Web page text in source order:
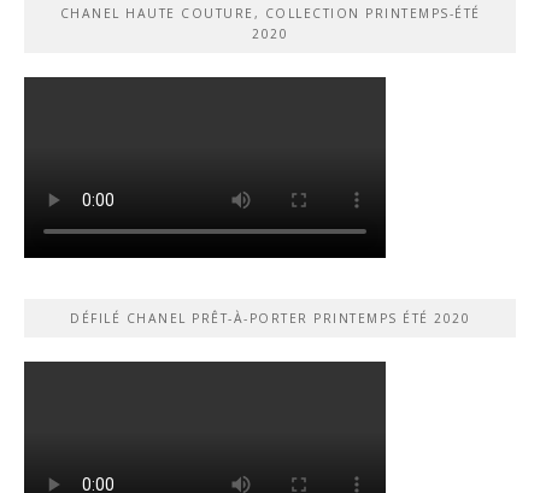
CHANEL HAUTE COUTURE, COLLECTION PRINTEMPS-ÉTÉ
2020
DÉFILÉ CHANEL PRÊT-À-PORTER PRINTEMPS ÉTÉ 2020